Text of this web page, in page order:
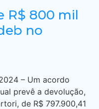
R$ 800 mil
no
– Um acordo
prevê a devolução,
de R$ 797.900,41